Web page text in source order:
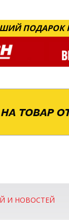
ПОДАРОК
И НОВОСТЕЙ